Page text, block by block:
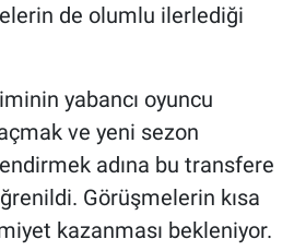
de olumlu ilerlediği
yabancı oyuncu
ve yeni sezon
adına bu transfere
Görüşmelerin kısa
kazanması bekleniyor.